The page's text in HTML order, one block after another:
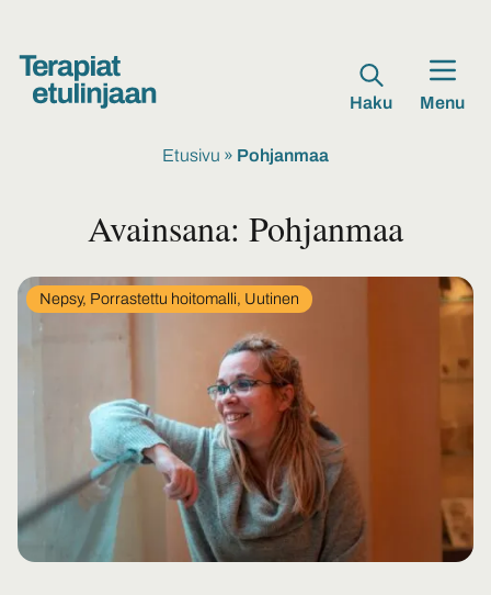
Haku Menu
Etusivu » Pohjanmaa
Avainsana: Pohjanmaa
In
category
Nepsy, Porrastettu hoitomalli, Uutinen